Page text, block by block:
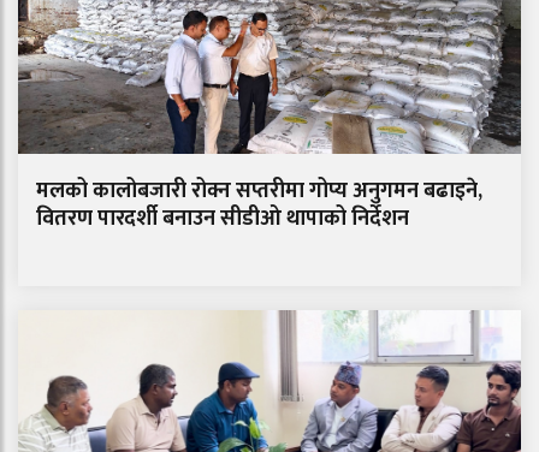
मलको कालोबजारी रोक्न सप्तरीमा गोप्य अनुगमन बढाइने,
वितरण पारदर्शी बनाउन सीडीओ थापाको निर्देशन